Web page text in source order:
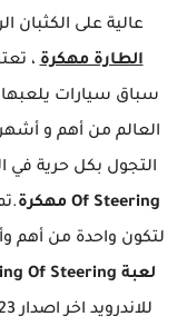
عالية على الكثبان
الطارة مهكرة،
العالم من أهم و
التجول بكل حرية في
Of Steering مهكرة
لتكون واحدة من أهم
لعبة Of Steering